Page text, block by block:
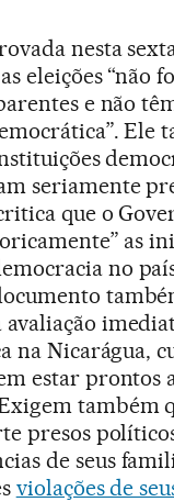
nesta
eleições “não
e não
Ele
seriamente
que o
as
no
avaliação
na Nicarágua,
estar prontos
também
presos
de seus
violações de